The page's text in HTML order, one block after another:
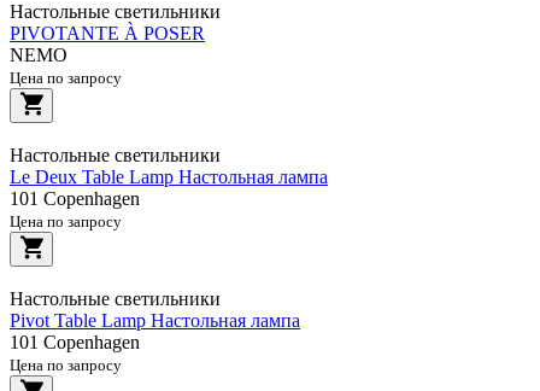
Настольные светильники
PIVOTANTE À POSER
NEMO
Цена по запросу
Настольные светильники
Le Deux Table Lamp Настольная лампа
101 Copenhagen
Цена по запросу
Настольные светильники
Pivot Table Lamp Настольная лампа
101 Copenhagen
Цена по запросу